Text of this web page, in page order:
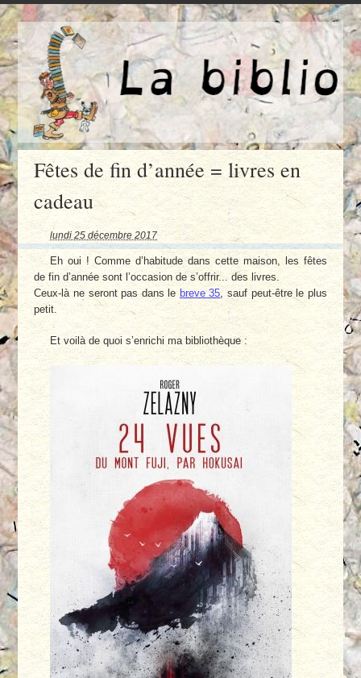
Fêtes de fin d’année = livres en
cadeau
lundi 25 décembre 2017
Eh oui ! Comme d’habitude dans cette maison, les fêtes
de fin d’année sont l’occasion de s’offrir... des livres.
Ceux-là ne seront pas dans le breve 35 , sauf peut-être le plus
petit.
Et voilà de quoi s’enrichi ma bibliothèque :